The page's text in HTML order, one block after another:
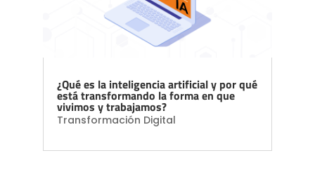
¿Qué es la inteligencia artificial y por qué
está transformando la forma en que
vivimos y trabajamos?
Transformación Digital